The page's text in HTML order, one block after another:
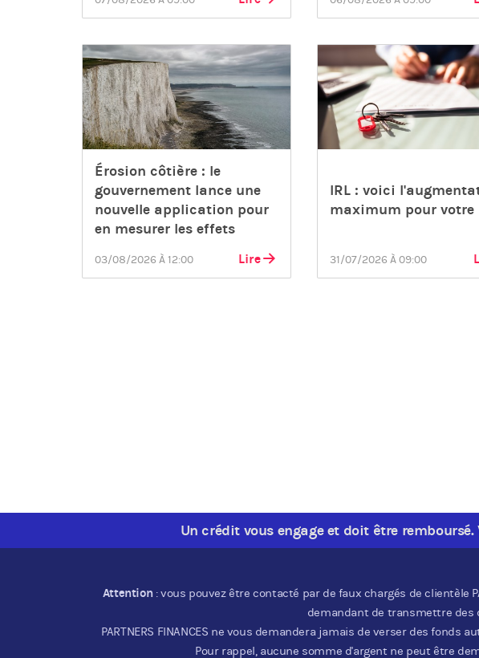
Érosion côtière : le
gouvernement lance une
nouvelle application pour
en mesurer les effets
03/08/2026 À 12:00 Lire
IRL : voici
maximum pour votre
31/07/2026 À 09:00
Un crédit vous engage et doit être
Attention: vous pouvez être contacté par de faux chargés de clientèle
demandant de transmettre des
PARTNERS FINANCES ne vous demandera jamais de verser des
Pour rappel, aucune somme d'argent ne peut être